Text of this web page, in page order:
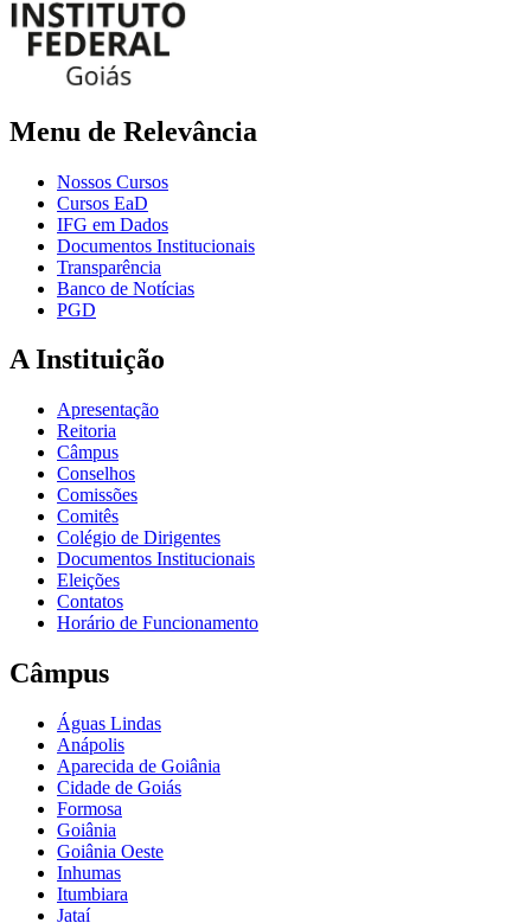
Menu de Relevância
Nossos Cursos
Cursos EaD
IFG em Dados
Documentos Institucionais
Transparência
Banco de Notícias
PGD
A Instituição
Apresentação
Reitoria
Câmpus
Conselhos
Comissões
Comitês
Colégio de Dirigentes
Documentos Institucionais
Eleições
Contatos
Horário de Funcionamento
Câmpus
Águas Lindas
Anápolis
Aparecida de Goiânia
Cidade de Goiás
Formosa
Goiânia
Goiânia Oeste
Inhumas
Itumbiara
Jataí